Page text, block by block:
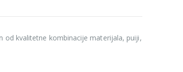
od kvalitetne kombinacije materijala, puiji,